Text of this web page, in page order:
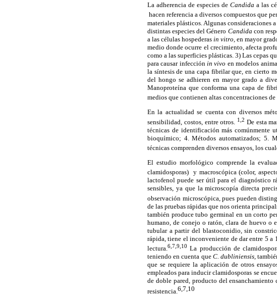
La adherencia de especies deCandida a las
hacen referencia a diversos compuestos que
materiales plásticos. Algunas consideraciones
distintas especies del Género Candida con
a las células hospederas in vitro, en mayor
medio donde ocurre el crecimiento, afecta
como a las superficies plásticas. 3) Las cepas
para causar infección in vivo en modelos
la síntesis de una capa fibrilar que, en cierto
del hongo se adhieren en mayor grado a
Manoproteína que conforma una capa de
medios que contienen altas concentraciones de
En la actualidad se cuenta con diversos
sensibilidad, costos, entre otros.
1,2 De esta
técnicas de identificación más comúnmente
bioquímico; 4. Métodos automatizados; 5.
técnicas comprenden diversos ensayos, los
El estudio morfológico comprende la
clamidosporas) y macroscópica (color,
lactofenol puede ser útil para el diagnóstico
sensibles, ya que la microscopía directa
observación microscópica, pues pueden
de las pruebas rápidas que nos orienta
también produce tubo germinal en un corto
humano, de conejo o ratón, clara de huevo o
tubular a partir del blastoconidio, sin
rápida, tiene el inconveniente de dar entre 5 a
lectura.6,7,9,10 La producción de
teniendo en cuenta que C. dubliniensis,
que se requiere la aplicación de otros
empleados para inducir clamidosporas se
de doble pared, producto del
resistencia.6,7,10